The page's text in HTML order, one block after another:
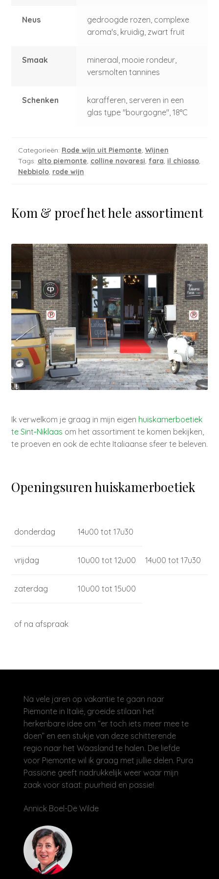
Neus
gedroogde rozen, complexe
aroma's, kruidig, zwart fruit
Smaak
mineraal, mooie rondeur,
versmolten tannines
Schenken
karafferen, serveren in een
glas type "bourgogne", 18°C
Categorieën: Rode wijn uit Piemonte, Wijnen
Tags: alto piemonte, colline novaresi, fara, il chiosso,
Nebbiolo, rode wijn
Kom & proef het hele assortiment
Ik verwelkom je graag in mijn eigen huiskamerboetiek
te Sint‑Niklaas om het assortiment te komen bekijken,
te proeven en ook de echte Italiaanse sfeer te beleven.
Openingsuren huiskamerboetiek
donderdag 14u00 tot 17u30
vrijdag 10u00 tot 12u00 14u00 tot 17u30
zaterdag 10u00 tot 15u00
of na afspraak
Na vele jaren op vakantie te gaan naar
Piemonte in Italië, groeide stilaan het
herkenbare idee om “er toch iets meer mee te
doen” en een stukje van deze schitterende
regio naar het Waasland te halen. Die liefde
voor Piemonte wil ik graag met jullie delen. Pura
Passione geeft nadrukkelijk weer waar mijn
zaak voor staat: puurheid en passie!
Annick Boel-De Wilde